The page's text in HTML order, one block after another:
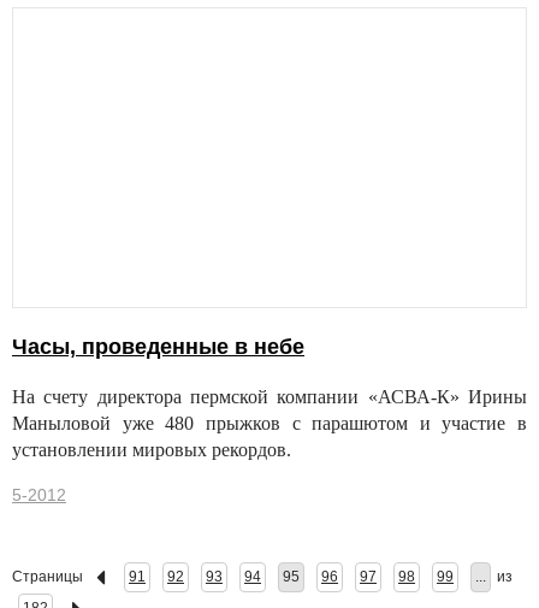
Часы, проведенные в небе
На счету директора пермской компании «АСВА-К» Ирины
Маныловой уже 480 прыжков с парашютом и участие в
установлении мировых рекордов.
5-2012
Страницы 91 92 93 94 95 96 97 98 99 ...
из